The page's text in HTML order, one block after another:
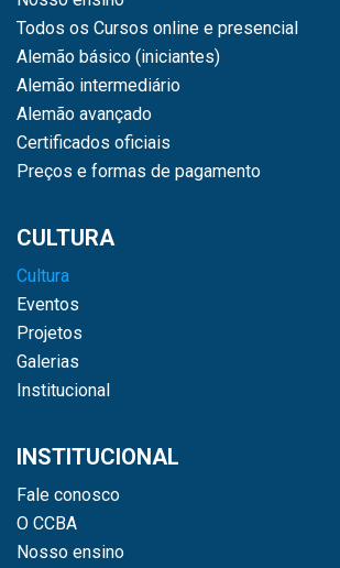
Todos os Cursos online e presencial
Alemão básico (iniciantes)
Alemão intermediário
Alemão avançado
Certificados oficiais
Preços e formas de pagamento
CULTURA
Cultura
Eventos
Projetos
Galerias
Institucional
INSTITUCIONAL
Fale conosco
O CCBA
Nosso ensino